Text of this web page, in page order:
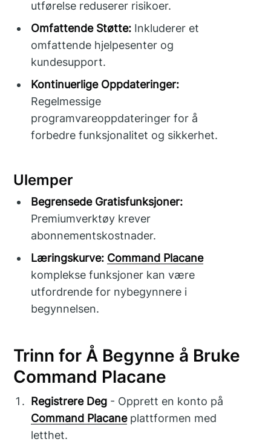
utførelse reduserer risikoer.
Omfattende Støtte: Inkluderer et
omfattende hjelpesenter og
kundesupport.
Kontinuerlige Oppdateringer:
Regelmessige
programvareoppdateringer for å
forbedre funksjonalitet og sikkerhet.
Ulemper
Begrensede Gratisfunksjoner:
Premiumverktøy krever
abonnementskostnader.
Læringskurve: Command Placane
komplekse funksjoner kan være
utfordrende for nybegynnere i
begynnelsen.
Trinn for Å Begynne å Bruke
Command Placane
Registrere Deg - Opprett en konto på
Command Placaneplattformen med
letthet.